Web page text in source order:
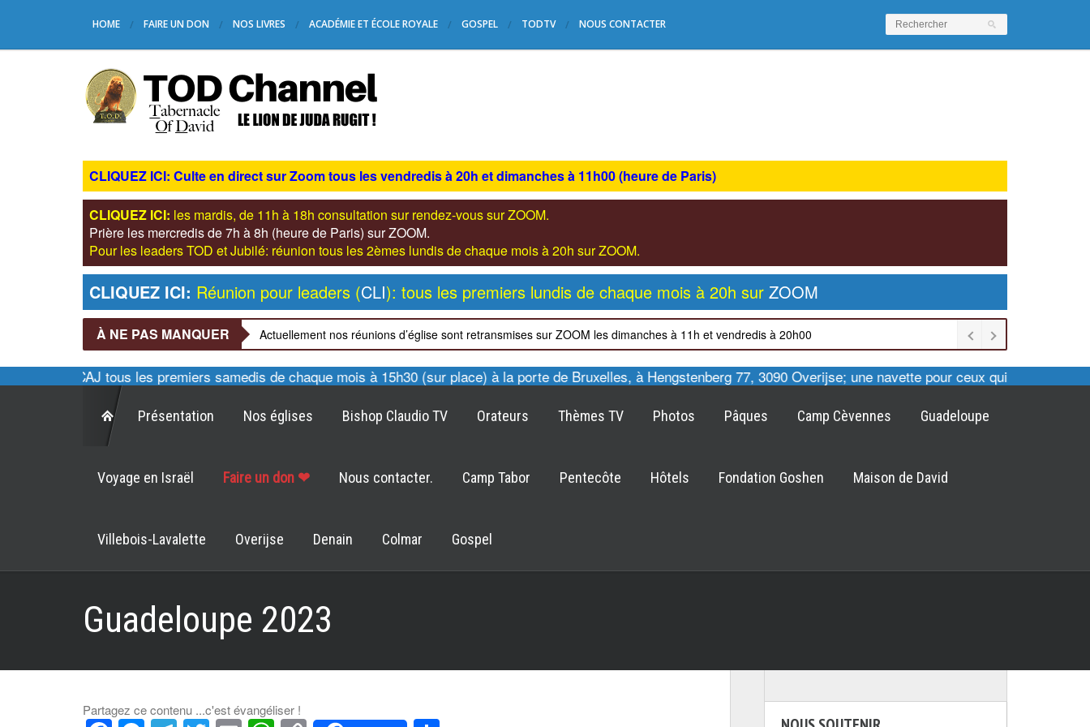
HOME FAIRE UN DON NOS LIVRES ACADÉMIE ET ÉCOLE ROYALE GOSPEL TODTV NOUS CONTACTER
CLIQUEZ ICI: Culte en direct sur Zoom tous les vendredis à 20h et dimanches à 11h00 (heure de Paris)
CLIQUEZ ICI: les mardis, de 11h à 18h consultation sur rendez-vous sur ZOOM.
Prière les mercredis de 7h à 8h (heure de Paris) sur ZOOM.
Pour les leaders TOD et Jubilé: réunion tous les 2èmes lundis de chaque mois à 20h sur ZOOM.
CLIQUEZ ICI: Réunion pour leaders (CLI): tous les premiers lundis de chaque mois à 20h sur ZOOM
À NE PAS MANQUER Actuellement nos réunions d’église sont retransmises sur ZOOM les dimanches à 11h et vendredis à 20h00
des CAJ tous les premiers samedis de chaque mois à 15h30 (sur place) à la porte de Bruxelles, à Hengstenberg 77, 3090 Overijse; une navette pour ceux qui le désirent
Présentation Nos églises Bishop Claudio TV Orateurs Thèmes TV Photos Pâques Camp Cèvennes Guadeloupe
Voyage en Israël Faire un don ❤ Nous contacter. Camp Tabor Pentecôte Hôtels Fondation Goshen Maison de David
Villebois-Lavalette Overijse Denain Colmar Gospel
Guadeloupe 2023
Partagez ce contenu ...c'est évangéliser !